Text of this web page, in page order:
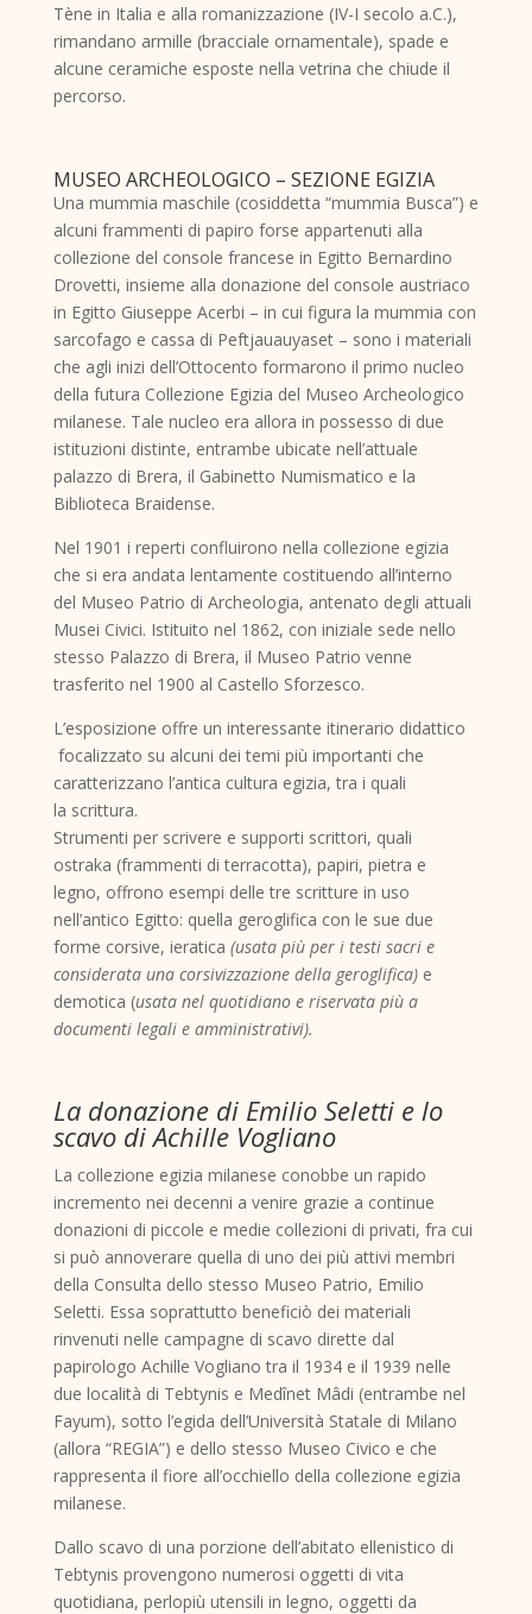
Tène in Italia e alla romanizzazione (IV-I secolo a.C.),
rimandano armille (bracciale ornamentale), spade e
alcune ceramiche esposte nella vetrina che chiude il
percorso.
MUSEO ARCHEOLOGICO – SEZIONE EGIZIA
Una mummia maschile (cosiddetta “mummia Busca”) e
alcuni frammenti di papiro forse appartenuti alla
collezione del console francese in Egitto Bernardino
Drovetti, insieme alla donazione del console austriaco
in Egitto Giuseppe Acerbi – in cui figura la mummia con
sarcofago e cassa di Peftjauauyaset – sono i materiali
che agli inizi dell’Ottocento formarono il primo nucleo
della futura Collezione Egizia del Museo Archeologico
milanese. Tale nucleo era allora in possesso di due
istituzioni distinte, entrambe ubicate nell’attuale
palazzo di Brera, il Gabinetto Numismatico e la
Biblioteca Braidense.
Nel 1901 i reperti confluirono nella collezione egizia
che si era andata lentamente costituendo all’interno
del Museo Patrio di Archeologia, antenato degli attuali
Musei Civici. Istituito nel 1862, con iniziale sede nello
stesso Palazzo di Brera, il Museo Patrio venne
trasferito nel 1900 al Castello Sforzesco.
L’esposizione offre un interessante itinerario didattico
focalizzato su alcuni dei temi più importanti che
caratterizzano l’antica cultura egizia, tra i quali
la scrittura.
Strumenti per scrivere e supporti scrittori, quali
ostraka (frammenti di terracotta), papiri, pietra e
legno, offrono esempi delle tre scritture in uso
nell’antico Egitto: quella geroglifica con le sue due
forme corsive, ieratica (usata più per i testi sacri e
considerata una corsivizzazione della geroglifica)e
demotica (usata nel quotidiano e riservata più a
documenti legali e amministrativi).
La donazione di Emilio Seletti e lo
scavo di Achille Vogliano
La collezione egizia milanese conobbe un rapido
incremento nei decenni a venire grazie a continue
donazioni di piccole e medie collezioni di privati, fra cui
si può annoverare quella di uno dei più attivi membri
della Consulta dello stesso Museo Patrio, Emilio
Seletti. Essa soprattutto beneficiò dei materiali
rinvenuti nelle campagne di scavo dirette dal
papirologo Achille Vogliano tra il 1934 e il 1939 nelle
due località di Tebtynis e Medînet Mâdi (entrambe nel
Fayum), sotto l’egida dell’Università Statale di Milano
(allora “REGIA”) e dello stesso Museo Civico e che
rappresenta il fiore all’occhiello della collezione egizia
milanese.
Dallo scavo di una porzione dell’abitato ellenistico di
Tebtynis provengono numerosi oggetti di vita
quotidiana, perlopiù utensili in legno, oggetti da